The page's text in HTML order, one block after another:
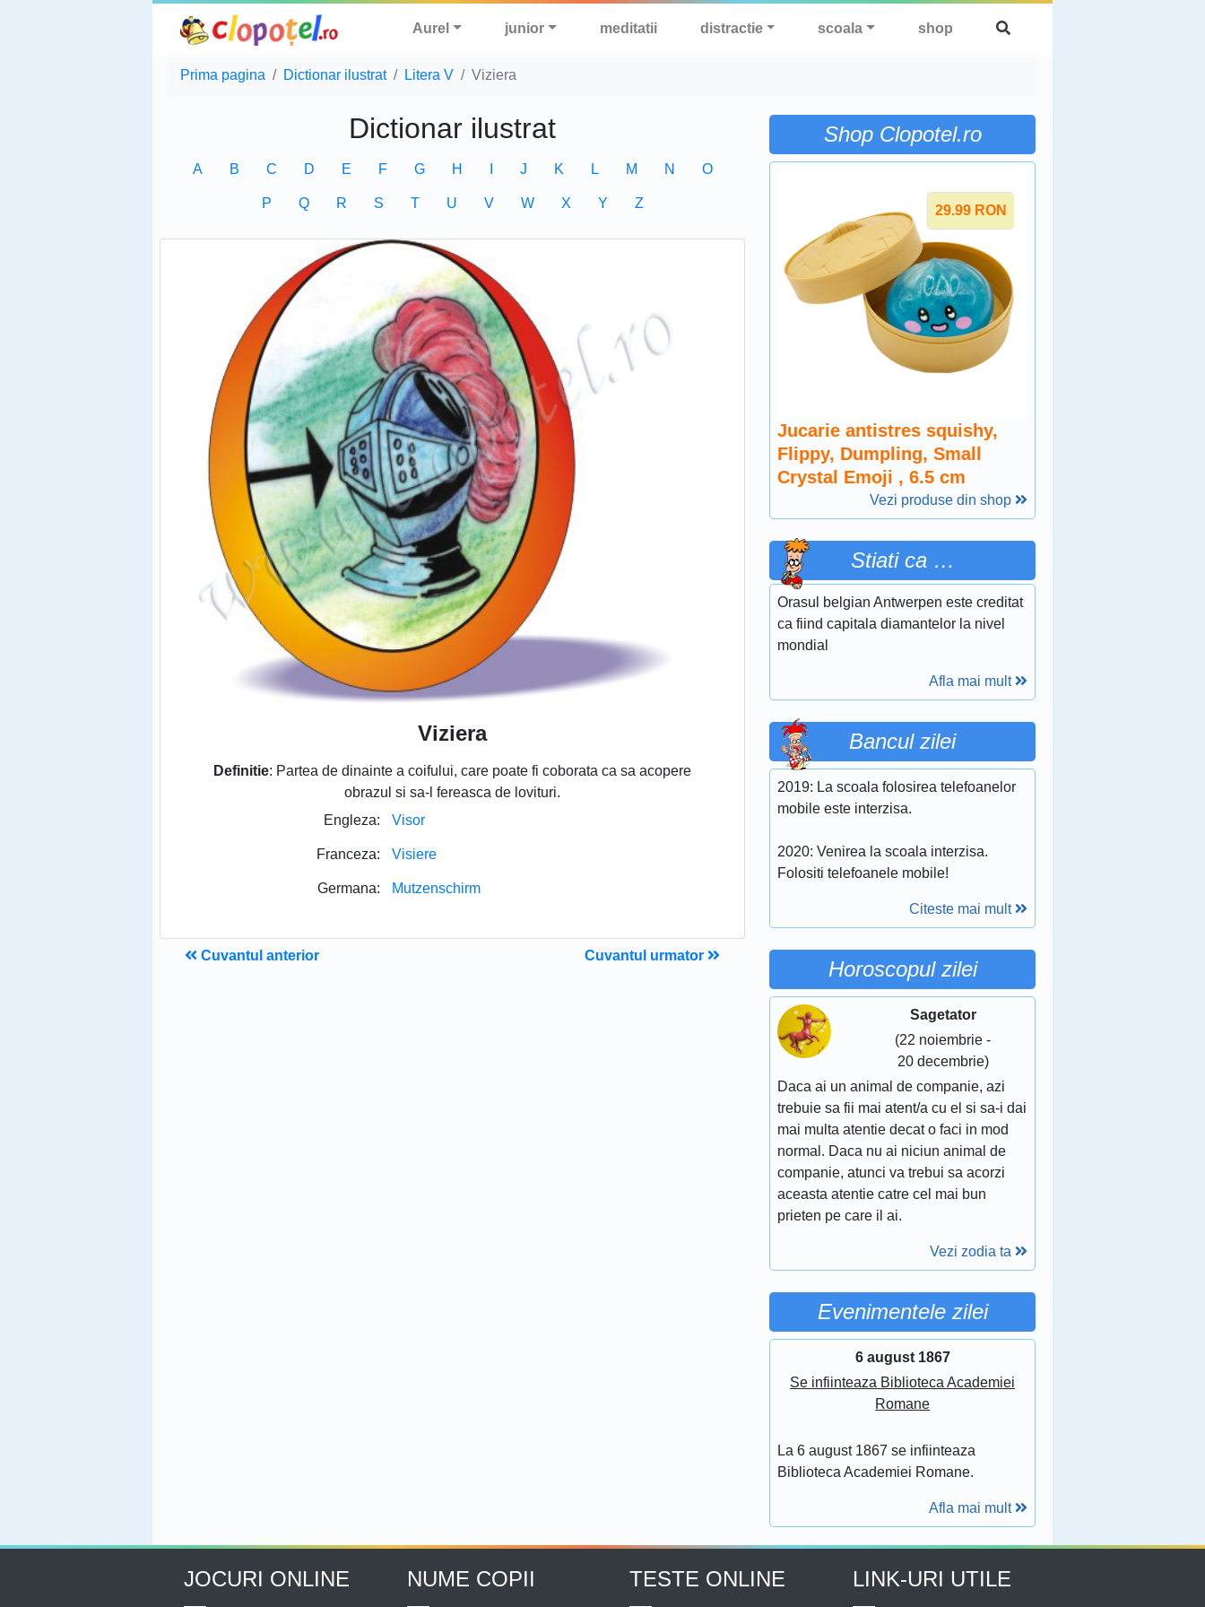
Aurel junior meditatii distractie scoala shop
Prima pagina Dictionar ilustrat Litera V Viziera
Dictionar ilustrat
A B C D E F G H J K L M N O
P Q R S T U V W X Y Z
Viziera
Definitie: Partea de dinainte a coifului, care poate fi coborata ca sa acopere
obrazul si sa-l fereasca de lovituri.
Engleza:
Visor
Franceza: Visiere
Germana: Mutzenschirm
Cuvantul anterior Cuvantul urmator
Shop Clopotel.ro
29.99 RON
Jucarie antistres squishy,
Flippy, Dumpling, Small
Crystal Emoji , 6.5 cm
Vezi produse din shop
Stiati ca …
Orasul belgian Antwerpen este creditat
ca fiind capitala diamantelor la nivel
mondial
Afla mai mult
Bancul zilei
2019: La scoala folosirea telefoanelor
mobile este interzisa.
2020: Venirea la scoala interzisa.
Folositi telefoanele mobile!
Citeste mai mult
Horoscopul zilei
Sagetator
(22 noiembrie -
20 decembrie)
Daca ai un animal de companie, azi
trebuie sa fii mai atent/a cu el si sa-i dai
mai multa atentie decat o faci in mod
normal. Daca nu ai niciun animal de
companie, atunci va trebui sa acorzi
aceasta atentie catre cel mai bun
prieten pe care il ai.
Vezi zodia ta
Evenimentele zilei
6 august 1867
Se infiinteaza Biblioteca Academiei
Romane
La 6 august 1867 se infiinteaza
Biblioteca Academiei Romane.
Afla mai mult
JOCURI ONLINE NUME COPII TESTE ONLINE LINK-URI UTILE